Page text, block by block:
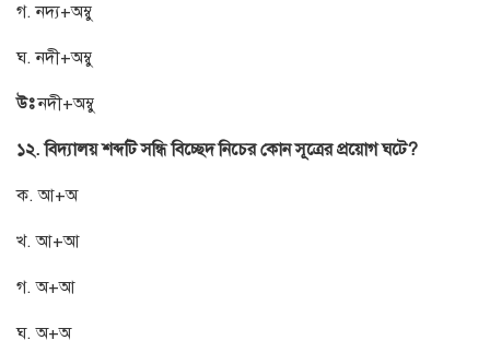
গ. নদ্য+অম্বু
ঘ. নদী+অম্বু
উঃনদী+অম্বু
১২. বিদ্যালয় শব্দটি সন্ধি বিচ্ছেদ নিচের কোন সূত্রের প্রয়োগ ঘটে?
ক. আ+অ
খ. আ+আ
গ. অ+আ
ঘ. অ+অ